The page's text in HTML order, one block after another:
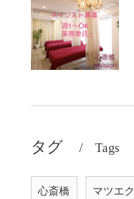
タグ Tags
心斎橋 マツエク